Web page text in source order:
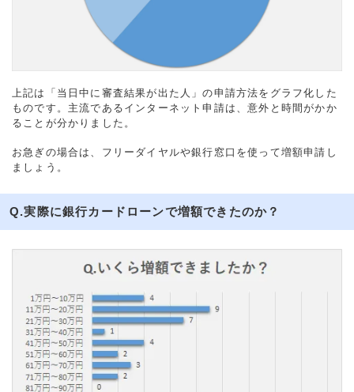
上記は「当日中に審査結果が出た人」の申請方法をグラフ化した
ものです。主流であるインターネット申請は、意外と時間がかか
ることが分かりました。
お急ぎの場合は、フリーダイヤルや銀行窓口を使って増額申請し
ましょう。
Q.実際に銀行カードローンで増額できたのか？